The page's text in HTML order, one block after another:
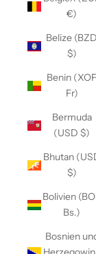
€)
Belize (BZD
$)
Benin (XOF
Fr)
Bermuda
(USD $)
Bhutan
$)
Bolivien
Bs.)
Bosnien